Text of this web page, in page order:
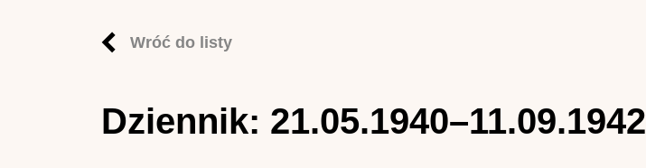
Wróć do listy
Dziennik: 21.05.1940–11.09.1942